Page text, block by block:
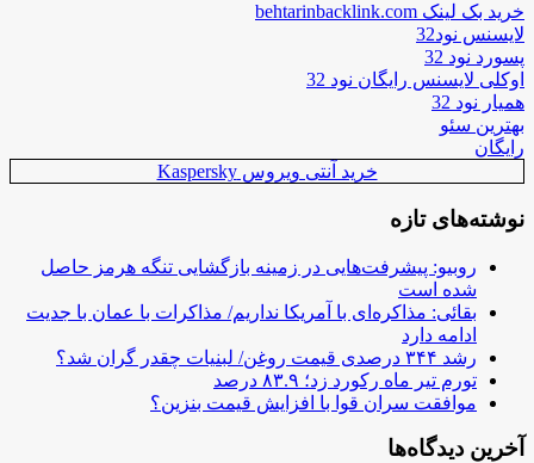
خرید بک لینک behtarinbacklink.com
لایسنس نود32
پسورد نود 32
اوکلی لایسنس رایگان نود 32
همیار نود 32
بهترین سئو
رایگان
خرید آنتی ویروس Kaspersky
نوشته‌های تازه
روبیو: پیشرفت‌هایی در زمینه بازگشایی تنگه هرمز حاصل
شده است
بقائی: مذاکره‌ای با آمریکا نداریم/ مذاکرات با عمان با جدیت
ادامه دارد
رشد ۳۴۴ درصدی قیمت روغن/ لبنیات چقدر گران شد؟
تورم تیر ماه رکورد زد؛ ۸۳.۹ درصد
موافقت سران قوا با افزایش قیمت بنزین؟
آخرین دیدگاه‌ها